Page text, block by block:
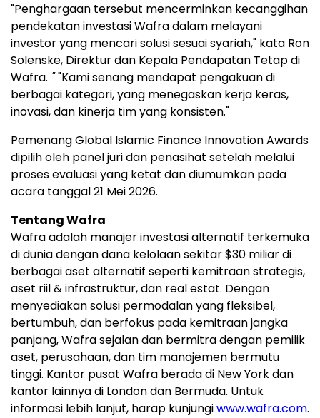
"Penghargaan tersebut mencerminkan kecanggihan
pendekatan investasi Wafra dalam melayani
investor yang mencari solusi sesuai syariah," kata Ron
Solenske, Direktur dan Kepala Pendapatan Tetap di
Wafra. ""Kami senang mendapat pengakuan di
berbagai kategori, yang menegaskan kerja keras,
inovasi, dan kinerja tim yang konsisten."
Pemenang Global Islamic Finance Innovation Awards
dipilih oleh panel juri dan penasihat setelah melalui
proses evaluasi yang ketat dan diumumkan pada
acara tanggal 21 Mei 2026.
Tentang Wafra
Wafra adalah manajer investasi alternatif terkemuka
di dunia dengan dana kelolaan sekitar $30 miliar di
berbagai aset alternatif seperti kemitraan strategis,
aset riil & infrastruktur, dan real estat. Dengan
menyediakan solusi permodalan yang fleksibel,
bertumbuh, dan berfokus pada kemitraan jangka
panjang, Wafra sejalan dan bermitra dengan pemilik
aset, perusahaan, dan tim manajemen bermutu
tinggi. Kantor pusat Wafra berada di New York dan
kantor lainnya di London dan Bermuda. Untuk
informasi lebih lanjut, harap kunjungiwww.wafra.com.